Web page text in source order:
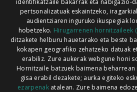
Codesyntaxek
identifikatzaile bakarrak eta nabigazio-
pertsonalizatuak eskaintzeko,
audientziaren inguruko ikuspegiak
hobetzeko. Hirugarrenen hornitzaileek
ditzakete helburu hauetarako eta beste
kokapen geografiko zehatzeko datuak
erabiliz. Zure aukerak webgune honi
Hornitzaile batzuek baimena
gisa erabil dezakete; aurka egiteko
ezarpenakatalean. Zure baimena